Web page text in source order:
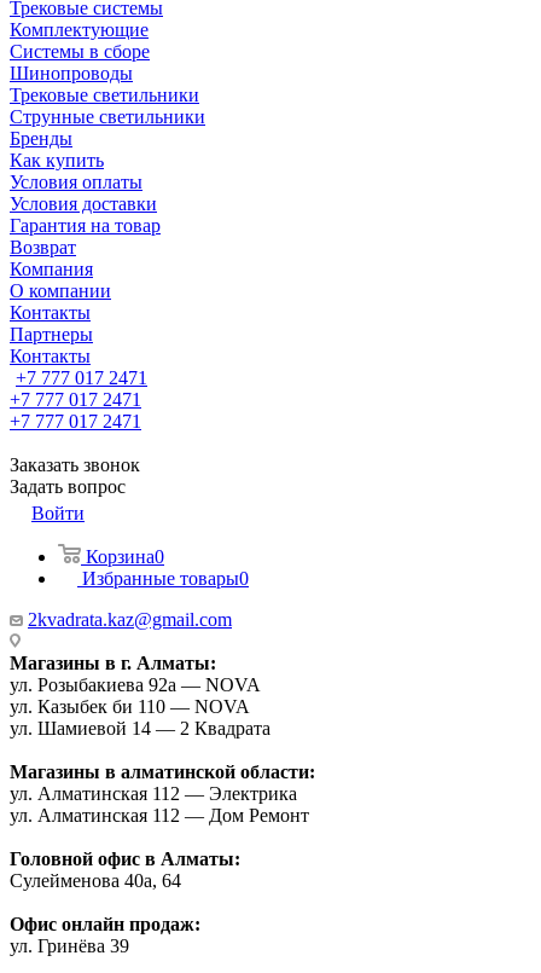
Трековые системы
Комплектующие
Системы в сборе
Шинопроводы
Трековые светильники
Струнные светильники
Бренды
Как купить
Условия оплаты
Условия доставки
Гарантия на товар
Возврат
Компания
О компании
Контакты
Партнеры
Контакты
+7 777 017 2471
+7 777 017 2471
+7 777 017 2471
Заказать звонок
Задать вопрос
Войти
Корзина0
Избранные товары0
2kvadrata.kaz@gmail.com
Магазины в г. Алматы:
ул. Розыбакиева 92а — NOVA
ул. Казыбек би 110 — NOVA
ул. Шамиевой 14 — 2 Квадрата
Магазины в алматинской области:
ул. Алматинская 112 — Электрика
ул. Алматинская 112 — Дом Ремонт
Головной офис в Алматы:
Сулейменова 40а, 64
Офис онлайн продаж:
ул. Гринёва 39